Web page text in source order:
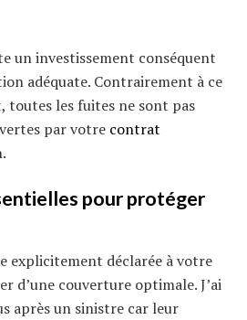
un investissement conséquent
adéquate. Contrairement à ce
toutes les fuites ne sont pas
par votre contrat
pour protéger
explicitement déclarée à votre
d’une couverture optimale. J’ai
après un sinistre car leur